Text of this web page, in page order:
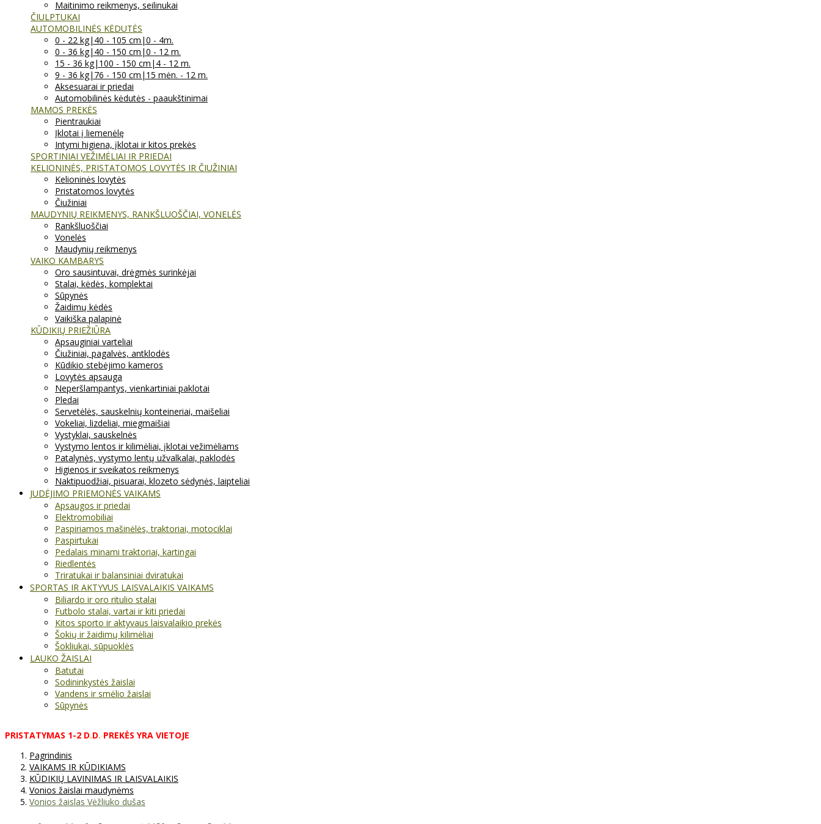
Maitinimo reikmenys, seilinukai
ČIULPTUKAI
AUTOMOBILINĖS KĖDUTĖS
0 - 22 kg|40 - 105 cm|0 - 4m.
0 - 36 kg|40 - 150 cm|0 - 12 m.
15 - 36 kg|100 - 150 cm|4 - 12 m.
9 - 36 kg|76 - 150 cm|15 mėn. - 12 m.
Aksesuarai ir priedai
Automobilinės kėdutės - paaukštinimai
MAMOS PREKĖS
Pientraukiai
Įklotai į liemenėlę
Intymi higiena, įklotai ir kitos prekės
SPORTINIAI VEŽIMĖLIAI IR PRIEDAI
KELIONINĖS, PRISTATOMOS LOVYTĖS IR ČIUŽINIAI
Kelioninės lovytės
Pristatomos lovytės
Čiužiniai
MAUDYNIŲ REIKMENYS, RANKŠLUOŠČIAI, VONELĖS
Rankšluoščiai
Vonelės
Maudynių reikmenys
VAIKO KAMBARYS
Oro sausintuvai, drėgmės surinkėjai
Stalai, kėdės, komplektai
Sūpynės
Žaidimų kėdės
Vaikiška palapinė
KŪDIKIŲ PRIEŽIŪRA
Apsauginiai varteliai
Čiužiniai, pagalvės, antklodės
Kūdikio stebėjimo kameros
Lovytės apsauga
Neperšlampantys, vienkartiniai paklotai
Pledai
Servetėlės, sauskelnių konteineriai, maišeliai
Vokeliai, lizdeliai, miegmaišiai
Vystyklai, sauskelnės
Vystymo lentos ir kilimėliai, įklotai vežimėliams
Patalynės, vystymo lentų užvalkalai, paklodės
Higienos ir sveikatos reikmenys
Naktipuodžiai, pisuarai, klozeto sėdynės, laipteliai
JUDĖJIMO PRIEMONĖS VAIKAMS
Apsaugos ir priedai
Elektromobiliai
Paspiriamos mašinėlės, traktoriai, motociklai
Paspirtukai
Pedalais minami traktoriai, kartingai
Riedlentės
Triratukai ir balansiniai dviratukai
SPORTAS IR AKTYVUS LAISVALAIKIS VAIKAMS
Biliardo ir oro ritulio stalai
Futbolo stalai, vartai ir kiti priedai
Kitos sporto ir aktyvaus laisvalaikio prekės
Šokių ir žaidimų kilimėliai
Šokliukai, sūpuoklės
LAUKO ŽAISLAI
Batutai
Sodininkystės žaislai
Vandens ir smėlio žaislai
Sūpynės
PRISTATYMAS 1-2 D.D. PREKĖS YRA VIETOJE
Pagrindinis
VAIKAMS IR KŪDIKIAMS
KŪDIKIŲ LAVINIMAS IR LAISVALAIKIS
Vonios žaislai maudynėms
Vonios žaislas Vėžliuko dušas